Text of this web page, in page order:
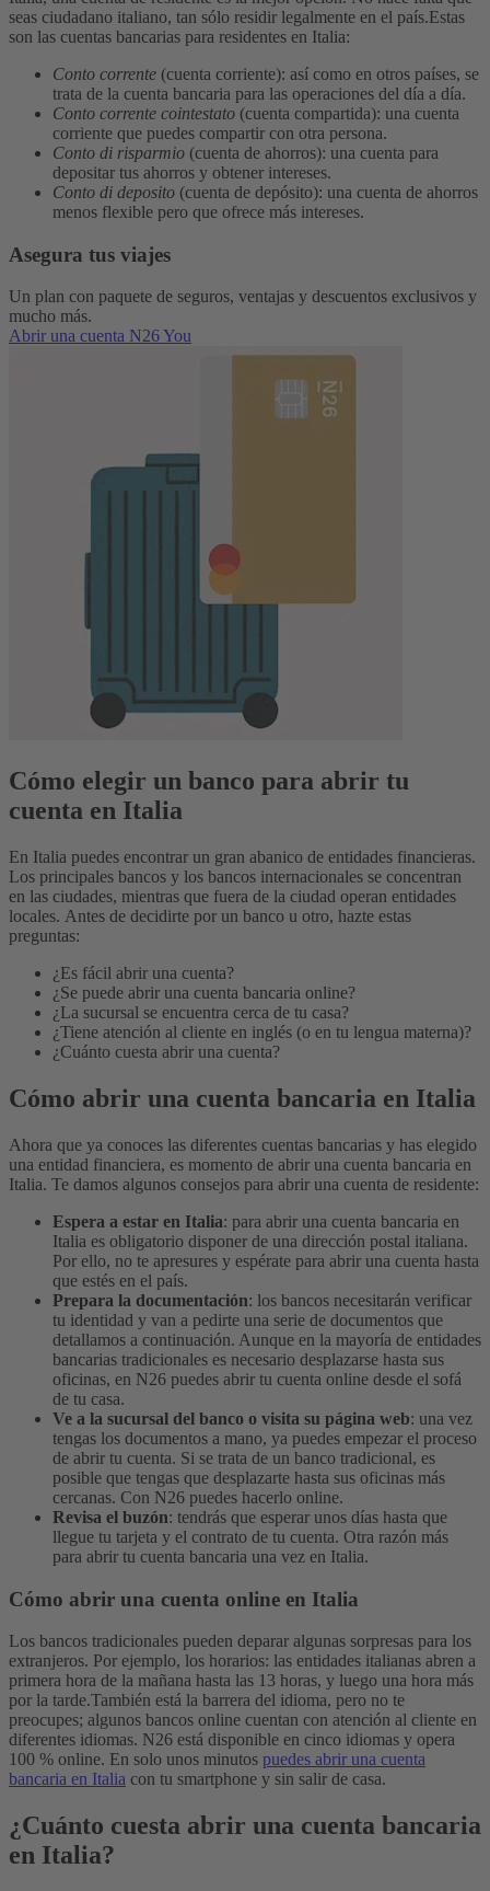
seas ciudadano italiano, tan sólo residir legalmente en el país.Estas
son las cuentas bancarias para residentes en Italia:
Conto corrente (cuenta corriente): así como en otros países, se
trata de la cuenta bancaria para las operaciones del día a día.
Conto corrente cointestato (cuenta compartida): una cuenta
corriente que puedes compartir con otra persona.
Conto di risparmio (cuenta de ahorros): una cuenta para
depositar tus ahorros y obtener intereses.
Conto di deposito (cuenta de depósito): una cuenta de ahorros
menos flexible pero que ofrece más intereses.
Asegura tus viajes
Un plan con paquete de seguros, ventajas y descuentos exclusivos y
mucho más.
Abrir una cuenta N26 You
Cómo elegir un banco para abrir tu
cuenta en Italia
En Italia puedes encontrar un gran abanico de entidades financieras.
Los principales bancos y los bancos internacionales se concentran
en las ciudades, mientras que fuera de la ciudad operan entidades
locales. Antes de decidirte por un banco u otro, hazte estas
preguntas:
¿Es fácil abrir una cuenta?
¿Se puede abrir una cuenta bancaria online?
¿La sucursal se encuentra cerca de tu casa?
¿Tiene atención al cliente en inglés (o en tu lengua materna)?
¿Cuánto cuesta abrir una cuenta?
Cómo abrir una cuenta bancaria en Italia
Ahora que ya conoces las diferentes cuentas bancarias y has elegido
una entidad financiera, es momento de abrir una cuenta bancaria en
Italia. Te damos algunos consejos para abrir una cuenta de residente:
Espera a estar en Italia: para abrir una cuenta bancaria en
Italia es obligatorio disponer de una dirección postal italiana.
Por ello, no te apresures y espérate para abrir una cuenta hasta
que estés en el país.
Prepara la documentación: los bancos necesitarán verificar
tu identidad y van a pedirte una serie de documentos que
detallamos a continuación. Aunque en la mayoría de entidades
bancarias tradicionales es necesario desplazarse hasta sus
oficinas, en N26 puedes abrir tu cuenta online desde el sofá
de tu casa.
Ve a la sucursal del banco o visita su página web: una vez
tengas los documentos a mano, ya puedes empezar el proceso
de abrir tu cuenta. Si se trata de un banco tradicional, es
posible que tengas que desplazarte hasta sus oficinas más
cercanas. Con N26 puedes hacerlo online.
Revisa el buzón: tendrás que esperar unos días hasta que
llegue tu tarjeta y el contrato de tu cuenta. Otra razón más
para abrir tu cuenta bancaria una vez en Italia.
Cómo abrir una cuenta online en Italia
Los bancos tradicionales pueden deparar algunas sorpresas para los
extranjeros. Por ejemplo, los horarios: las entidades italianas abren a
primera hora de la mañana hasta las 13 horas, y luego una hora más
por la tarde.También está la barrera del idioma, pero no te
preocupes; algunos bancos online cuentan con atención al cliente en
diferentes idiomas. N26 está disponible en cinco idiomas y opera
100 % online. En solo unos minutos puedes abrir una cuenta
bancaria en Italia con tu smartphone y sin salir de casa.
¿Cuánto cuesta abrir una cuenta bancaria
en Italia?